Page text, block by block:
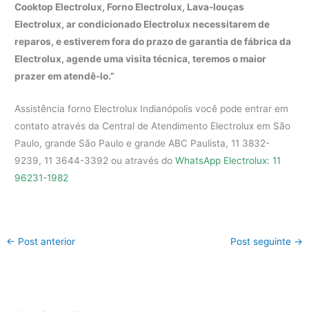
Cooktop Electrolux, Forno Electrolux, Lava-louças
Electrolux, ar condicionado Electrolux necessitarem de
reparos, e estiverem fora do prazo de garantia de fábrica da
Electrolux, agende uma visita técnica, teremos o maior
prazer em atendê-lo.”
Assistência forno Electrolux Indianópolis você pode entrar em
contato através da Central de Atendimento Electrolux em São
Paulo, grande São Paulo e grande ABC Paulista, 11 3832-
9239, 11 3644-3392 ou através doWhatsApp Electrolux: 11
96231-1982
← Post anterior Post seguinte →